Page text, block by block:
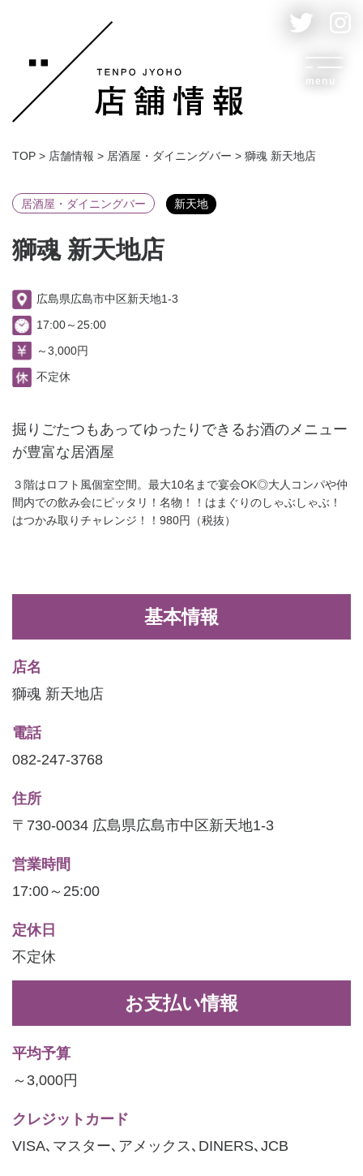
menu
TOP > 店舗情報 > 居酒屋・ダイニングバー > 獅魂 新天地店
居酒屋・ダイニングバー 新天地
獅魂 新天地店
広島県広島市中区新天地1-3
17:00～25:00
～3,000円
不定休
掘りごたつもあってゆったりできるお酒のメニュー
が豊富な居酒屋
３階はロフト風個室空間。最大10名まで宴会OK◎大人コンパや仲
間内での飲み会にピッタリ！名物！！はまぐりのしゃぶしゃぶ！
はつかみ取りチャレンジ！！980円（税抜）
基本情報
店名
獅魂 新天地店
電話
082-247-3768
住所
〒730-0034 広島県広島市中区新天地1-3
営業時間
17:00～25:00
定休日
不定休
お支払い情報
平均予算
～3,000円
クレジットカード
VISA､マスター､アメックス､DINERS､JCB